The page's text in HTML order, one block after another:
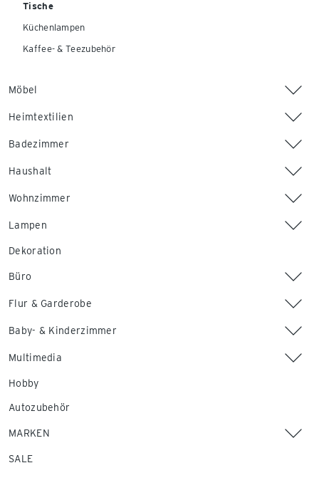
Tische
Küchenlampen
Kaffee- & Teezubehör
Möbel
Heimtextilien
Badezimmer
Haushalt
Wohnzimmer
Lampen
Dekoration
Büro
Flur & Garderobe
Baby- & Kinderzimmer
Multimedia
Hobby
Autozubehör
MARKEN
SALE